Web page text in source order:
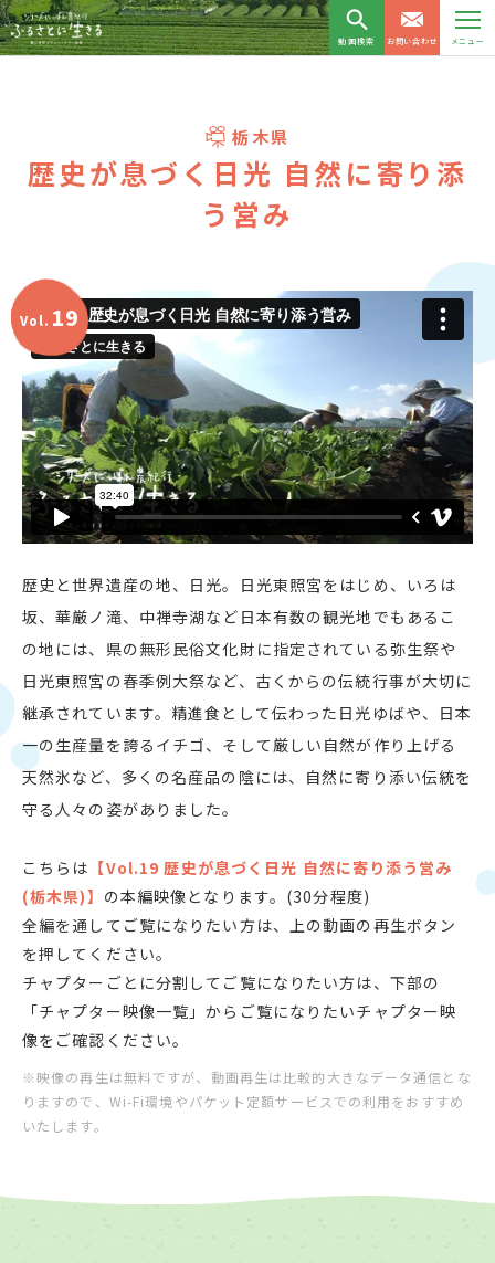
動画検索 お問い合わせ メニュー
栃木県
歴史が息づく日光 自然に寄り添
う営み
Vol. 19
歴史と世界遺産の地、日光。日光東照宮をはじめ、いろは
坂、華厳ノ滝、中禅寺湖など日本有数の観光地でもあるこ
の地には、県の無形民俗文化財に指定されている弥生祭や
日光東照宮の春季例大祭など、古くからの伝統行事が大切に
継承されています。精進食として伝わった日光ゆばや、日本
一の生産量を誇るイチゴ、そして厳しい自然が作り上げる
天然氷など、多くの名産品の陰には、自然に寄り添い伝統を
守る人々の姿がありました。
こちらは 【Vol.19 歴史が息づく日光 自然に寄り添う営み
(栃木県)】 の本編映像となります。(30分程度)
全編を通してご覧になりたい方は、上の動画の再生ボタン
を押してください。
チャプターごとに分割してご覧になりたい方は、下部の
「チャプター映像一覧」からご覧になりたいチャプター映
像をご確認ください。
※映像の再生は無料ですが、動画再生は比較的大きなデータ通信とな
りますので、Wi-Fi環境やパケット定額サービスでの利用をおすすめ
いたします。